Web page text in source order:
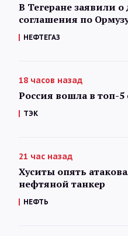
В Тегеране заявили
соглашения по
НЕФТЕГАЗ
18 часов назад
Россия вошла в топ-
ТЭК
21 час назад
Хуситы опять
нефтяной танкер
НЕФТЬ